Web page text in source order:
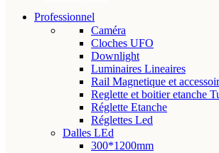
Ce
produit
peuvent
Professionnel
Caméra
Cloches UFO
Downlight
Luminaires Lineaires
Rail Magnetique et
Reglette et boitier etanche
Réglette Etanche
Réglettes Led
Dalles LEd
300*1200mm